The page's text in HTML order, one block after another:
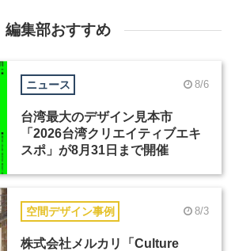
編集部おすすめ
ニュース 8/6
台湾最大のデザイン見本市
「2026台湾クリエイティブエキ
スポ」が8月31日まで開催
空間デザイン事例 8/3
株式会社メルカリ「Culture